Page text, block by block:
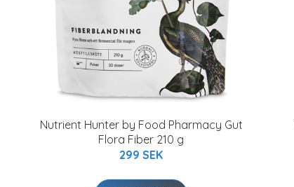
Nutrient Hunter by Food Pharmacy Gut
Flora Fiber 210 g
299 SEK